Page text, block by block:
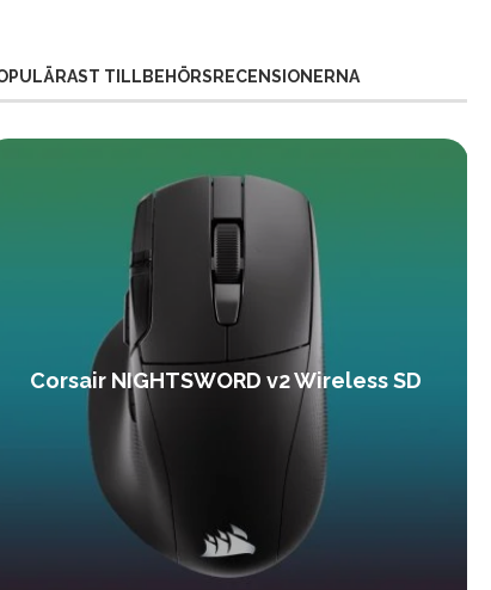
TILLBEHÖRSRECENSIONERNA
Corsair NIGHTSWORD v2 Wireless SD